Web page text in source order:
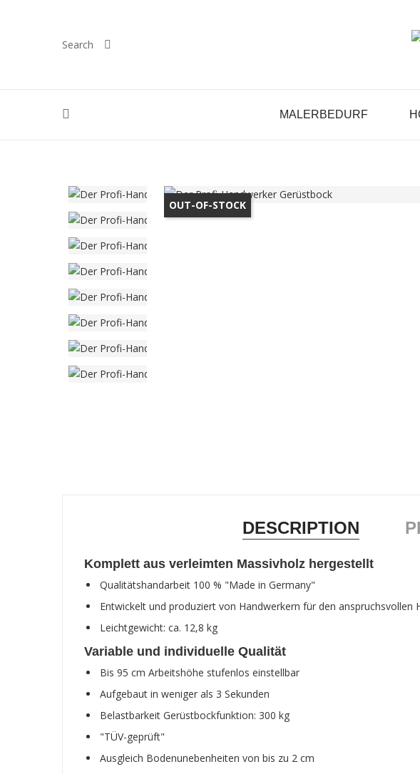
Search
MALERBEDURF
OUT-OF-STOCK
DESCRIPTION
Komplett aus verleimten Massivholz hergestellt
Qualitätshandarbeit 100 % "Made in Germany"
Entwickelt und produziert von Handwerkern für den anspruchsvollen
Leichtgewicht: ca. 12,8 kg
Variable und individuelle Qualität
Bis 95 cm Arbeitshöhe stufenlos einstellbar
Aufgebaut in weniger als 3 Sekunden
Belastbarkeit Gerüstbockfunktion: 300 kg
"TÜV-geprüft"
Ausgleich Bodenunebenheiten von bis zu 2 cm